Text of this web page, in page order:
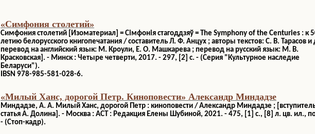
«Симфония столетий»
Симфония столетий [Изоматериал] = Сімфонія стагоддзяў = The Symphony of the Centuries : к
летию белорусского книгопечатания / составитель Л. Ф. Анцух ; авторы текстов: С. В. Тарасов и
перевод на английский язык: М. Кроули, Е. О. Машкарева ; перевод на русский язык: М. В.
Красковская]. - Минск : Четыре четверти, 2017. - 297, [2] с. - (Серия "Культурное наследие
Беларуси").
IBSN 978-985-581-028-6.
«Милый Ханс, дорогой Петр. Киноповести» Александр Миндадзе
Миндадзе, А. А. Милый Ханс, дорогой Петр : киноповести / Александр Миндадзе ;
статья А. Долина]. - Москва : АСТ : Редакция Елены Шубиной, 2021. - 475, [1] с., [8] л. цв. ил.,
- (Стоп-кадр).